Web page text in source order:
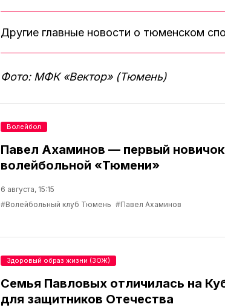
Другие главные новости о тюменском
Фото: МФК «Вектор» (Тюмень)
Павел Ахаминов — первый новичок
волейбольной «Тюмени»
6 августа, 15:15
#Волейбольный клуб Тюмень #Павел Ахаминов
Волейбол
Семья Павловых отличилась на
для защитников Отечества
Здоровый образ жизни (ЗОЖ)